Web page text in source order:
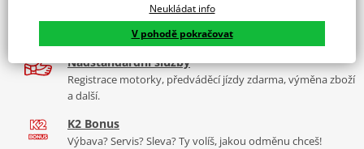
Vyráběné z kvalitního materiálu.
"Testováno zákazníky"
Cena za pár včetně montážní sady.
Více než 30 let zkušeností
Za řídítky motorek, v servisu i prodeji moto vybavení
Nadstandardní služby
Registrace motorky, předváděcí jízdy zdarma, výměna zboží
a další.
K2 Bonus
Výbava? Servis? Sleva? Ty volíš, jakou odměnu chceš!
Neukládat info
V pohodě pokračovat